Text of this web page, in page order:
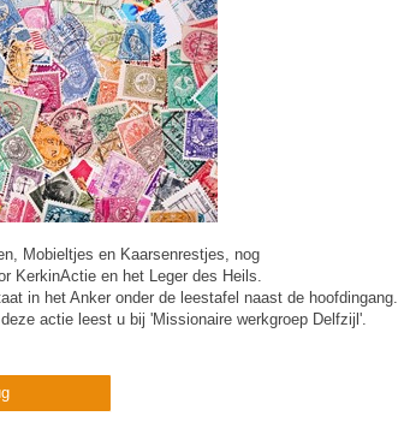
Mobieltjes en Kaarsenrestjes, nog
KerkinActie en het Leger des Heils.
in het Anker onder de leestafel naast de hoofdingang.
actie leest u bij 'Missionaire werkgroep Delfzijl'.